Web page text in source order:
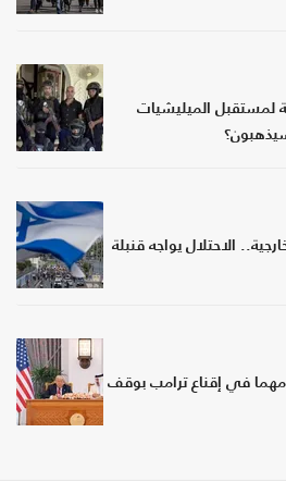
لمستقبل الميليشيات
الاحتلال يواجه قنبلة
في إقناع ترامب بوقف